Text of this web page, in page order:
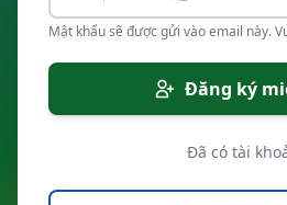
Mật khẩu sẽ được gửi vào email này.
Đăng ký
Đã có tài